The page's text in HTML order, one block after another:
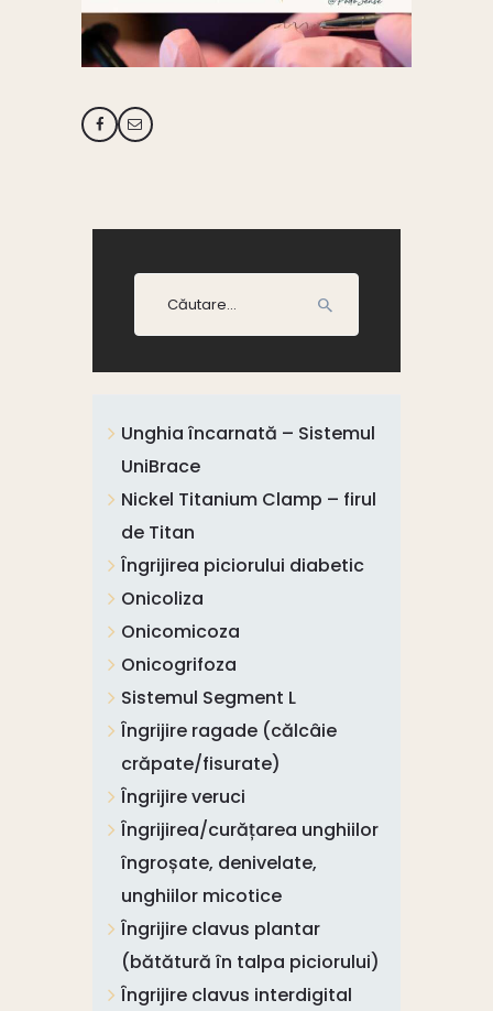
Caută
după:
Unghia încarnată – Sistemul
UniBrace
Nickel Titanium Clamp – firul
de Titan
Îngrijirea piciorului diabetic
Onicoliza
Onicomicoza
Onicogrifoza
Sistemul Segment L
Îngrijire ragade (călcâie
crăpate/fisurate)
Îngrijire veruci
Îngrijirea/curățarea unghiilor
îngroșate, denivelate,
unghiilor micotice
Îngrijire clavus plantar
(bătătură în talpa piciorului)
Îngrijire clavus interdigital